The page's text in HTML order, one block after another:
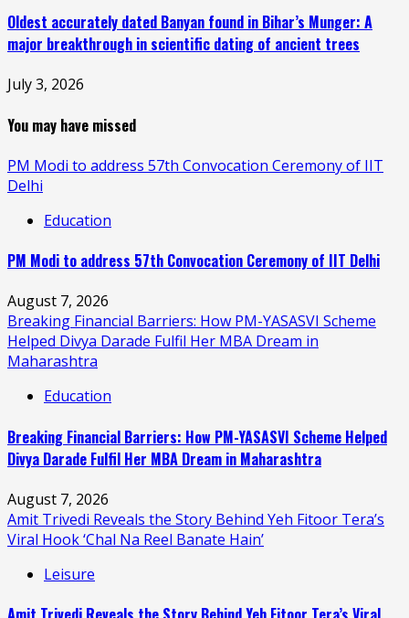
Oldest accurately dated Banyan found in Bihar’s Munger: A
major breakthrough in scientific dating of ancient trees
July 3, 2026
You may have missed
PM Modi to address 57th Convocation Ceremony of IIT
Delhi
Education
PM Modi to address 57th Convocation Ceremony of IIT Delhi
August 7, 2026
Breaking Financial Barriers: How PM-YASASVI Scheme
Helped Divya Darade Fulfil Her MBA Dream in
Maharashtra
Education
Breaking Financial Barriers: How PM-YASASVI Scheme Helped
Divya Darade Fulfil Her MBA Dream in Maharashtra
August 7, 2026
Amit Trivedi Reveals the Story Behind Yeh Fitoor Tera’s
Viral Hook ‘Chal Na Reel Banate Hain’
Leisure